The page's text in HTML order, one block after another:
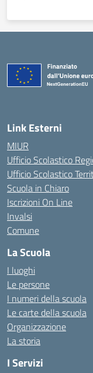
Link Esterni
MIUR
Ufficio Scolastico
Ufficio Scolastico
Scuola in Chiaro
Iscrizioni On Line
Invalsi
Comune
La Scuola
I luoghi
Le persone
I numeri della scuola
Le carte della scuola
Organizzazione
La storia
I Servizi